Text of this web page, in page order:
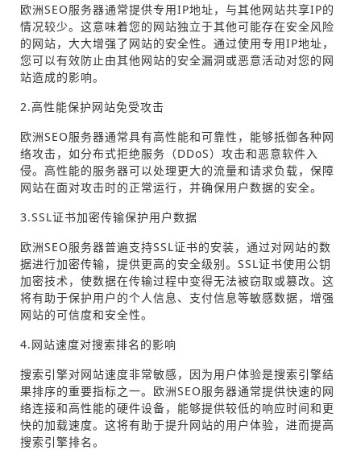
欧洲SEO服务器通常提供专用IP地址，与其他网站共享IP的
情况较少。这意味着您的网站独立于其他可能存在安全风险
的网站，大大增强了网站的安全性。通过使用专用IP地址，
您可以有效防止由其他网站的安全漏洞或恶意活动对您的网
站造成的影响。
2.高性能保护网站免受攻击
欧洲SEO服务器通常具有高性能和可靠性，能够抵御各种网
络攻击，如分布式拒绝服务（DDoS）攻击和恶意软件入
侵。高性能的服务器可以处理更大的流量和请求负载，保障
网站在面对攻击时的正常运行，并确保用户数据的安全。
3.SSL证书加密传输保护用户数据
欧洲SEO服务器普遍支持SSL证书的安装，通过对网站的数
据进行加密传输，提供更高的安全级别。SSL证书使用公钥
加密技术，使数据在传输过程中变得无法被窃取或篡改。这
将有助于保护用户的个人信息、支付信息等敏感数据，增强
网站的可信度和安全性。
4.网站速度对搜索排名的影响
搜索引擎对网站速度非常敏感，因为用户体验是搜索引擎结
果排序的重要指标之一。欧洲SEO服务器通常提供快速的网
络连接和高性能的硬件设备，能够提供较低的响应时间和更
快的加载速度。这将有助于提升网站的用户体验，进而提高
搜索引擎排名。